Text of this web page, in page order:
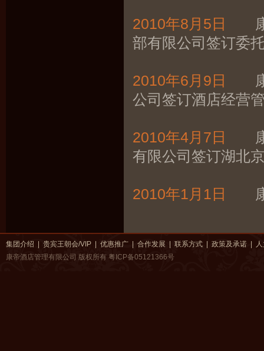
2010年8月5日
康
部有限公司签订委
2010年6月9日
康
公司签订酒店经营
2010年4月7日
康
有限公司签订湖北
2010年1月1日 康
集团介绍 贵宾王朝会/VIP 优惠推广 合作发展 联系方式 政策及承诺
康帝酒店管理有限公司 版权所有 粤ICP备05121366号